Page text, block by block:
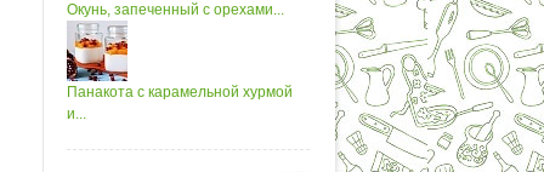
Окунь, запеченный с орехами...
Панакота с карамельной хурмой
и...